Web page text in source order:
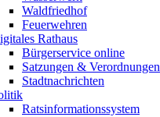
Waldfriedhof
Feuerwehren
Rathaus
Bürgerservice online
Satzungen & Verordnungen
Stadtnachrichten
Ratsinformationssystem